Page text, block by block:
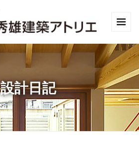
設計日記